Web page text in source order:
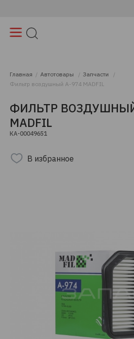
Главная Автотовары
Запчасти
Фильтр воздушный A-974 MADFIL
ФИЛЬТР
MADFIL
КА-00049651
В избранное